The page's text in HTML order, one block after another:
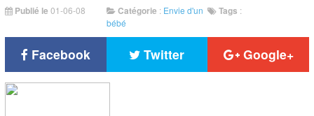
Publié le 01-06-08 Catégorie : Envie d'un
bébé
Tags :
Facebook Twitter Google+